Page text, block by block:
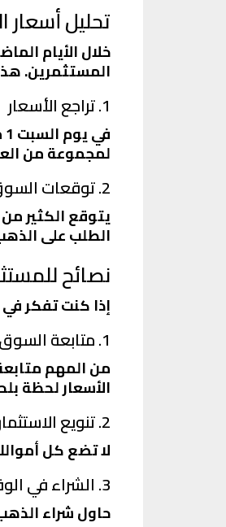
تحليل أسعار
المستثمرين.
1. تراجع الأسعار
لمجموعة من
2. توقعات السوق
يتوقع الكثير
الطلب على
نصائح
إذا كنت تفكر
1. متابعة السوق
من المهم
الأسعار لحظة
2. تنويع الاستثمارات
لا تضع كل
3. الشراء في الوقت المناسب
حاول شراء